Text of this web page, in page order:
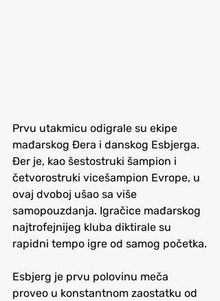
Prvu utakmicu odigrale su ekipe
mađarskog Đera i danskog Esbjerga.
Đer je, kao šestostruki šampion i
četvorostruki vicešampion Evrope, u
ovaj dvoboj ušao sa više
samopouzdanja. Igračice mađarskog
najtrofejnijeg kluba diktirale su
rapidni tempo igre od samog početka.
Esbjerg je prvu polovinu meča
proveo u konstantnom zaostatku od